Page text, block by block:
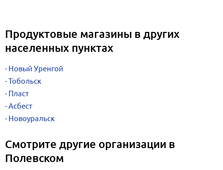
Продуктовые магазины в других
населенных пунктах
Новый Уренгой
Тобольск
Пласт
Асбест
Новоуральск
Смотрите другие организации в
Полевском